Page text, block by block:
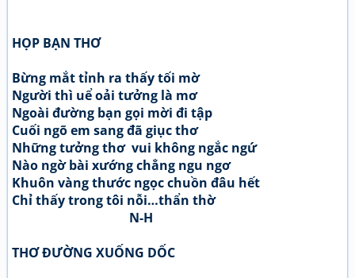
HỌP BẠN THƠ
Bừng mắt tỉnh ra thấy tối mờ
Người thì uể oải tưởng là mơ
Ngoài đường bạn gọi mời đi tập
Cuối ngõ em sang đã giục thơ
Những tưởng thơ vui không ngắc ngứ
Nào ngờ bài xướng chẳng ngu ngơ
Khuôn vàng thước ngọc chuồn đâu hết
Chỉ thấy trong tôi nỗi…thẩn thờ
N-H
THƠ ĐƯỜNG XUỐNG DỐC